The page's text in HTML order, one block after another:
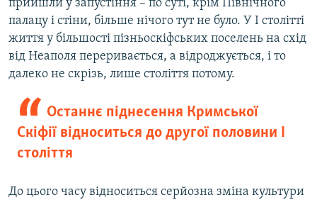
прийшли у запустіння – по суті, крім Північного
палацу і стіни, більше нічого тут не було. У I столітті
життя у більшості пізньоскіфських поселень на схід
від Неаполя переривається, а відроджується, і то
далеко не скрізь, лише століття потому.
Останнє піднесення Кримської
Скіфії відноситься до другої половини I
століття
До цього часу відноситься серйозна зміна культури